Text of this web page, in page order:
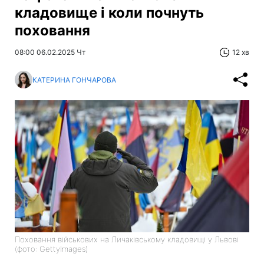
кладовище і коли почнуть
поховання
08:00 06.02.2025 Чт 12 хв
КАТЕРИНА ГОНЧАРОВА
Поховання військових на Личаківському кладовищі у Львові
(фото: GettyImages)